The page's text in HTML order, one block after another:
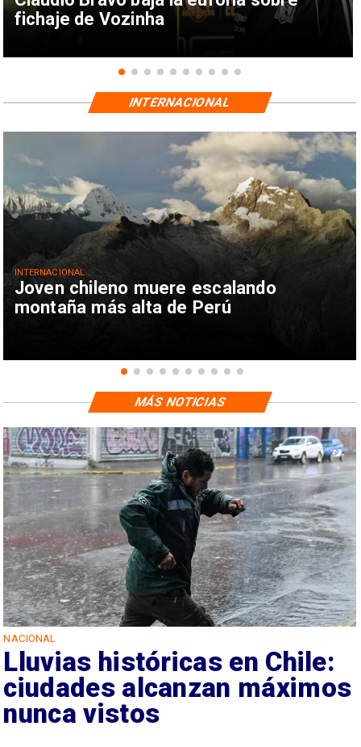
fichaje de Vozinha
Joven chileno muere escalando
montaña más alta de Perú
INTERNACIONAL
INTERNACIONAL
NACIONAL
Lluvias históricas en Chile:
ciudades alcanzan máximos
nunca vistos
MÁS NOTICIAS